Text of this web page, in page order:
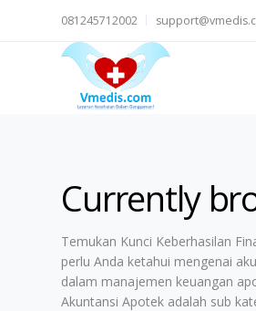
081245712002
Currently
Temukan Kunci Keberhasilan
perlu Anda ketahui mengenai
dalam manajemen keuangan
Akuntansi Apotek adalah sub